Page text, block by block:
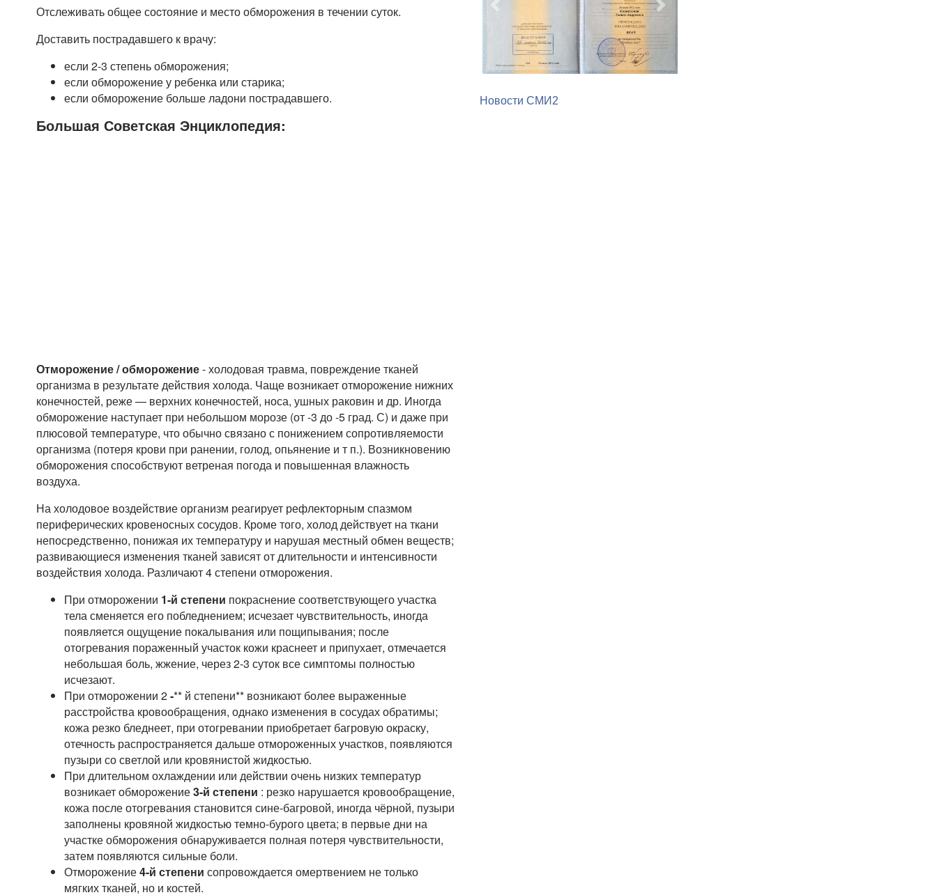
Отслеживать общее соcтояние и место обморожения в течении суток.
Доставить пострадавшего к врачу:
если 2-3 степень обморожения;
если обморожение у ребенка или старика;
если обморожение больше ладони пострадавшего.
Большая Советская Энциклопедия:
Отморожение / обморожение- холодовая травма, повреждение тканей
организма в результате действия холода. Чаще возникает отморожение нижних
конечностей, реже — верхних конечностей, носа, ушных раковин и др. Иногда
обморожение наступает при небольшом морозе (от -3 до -5 град. С) и даже при
плюсовой температуре, что обычно связано с понижением сопротивляемости
организма (потеря крови при ранении, голод, опьянение и т п.). Возникновению
обморожения способствуют ветреная погода и повышенная влажность
воздуха.
На холодовое воздействие организм реагирует рефлекторным спазмом
периферических кровеносных сосудов. Кроме того, холод действует на ткани
непосредственно, понижая их температуру и нарушая местный обмен веществ;
развивающиеся изменения тканей зависят от длительности и интенсивности
воздействия холода. Различают 4 степени отморожения.
При отморожении 1-й степени покраснение соответствующего участка
тела сменяется его побледнением; исчезает чувствительность, иногда
появляется ощущение покалывания или пощипывания; после
отогревания пораженный участок кожи краснеет и припухает, отмечается
небольшая боль, жжение, через 2-3 суток все симптомы полностью
исчезают.
При отморожении 2-** й степени** возникают более выраженные
расстройства кровообращения, однако изменения в сосудах обратимы;
кожа резко бледнеет, при отогревании приобретает багровую окраску,
отечность распространяется дальше отмороженных участков, появляются
пузыри со светлой или кровянистой жидкостью.
При длительном охлаждении или действии очень низких температур
возникает обморожение3-й степени : резко нарушается кровообращение,
кожа после отогревания становится сине-багровой, иногда чёрной, пузыри
заполнены кровяной жидкостью темно-бурого цвета; в первые дни на
участке обморожения обнаруживается полная потеря чувствительности,
затем появляются сильные боли.
Отморожение4-й степени сопровождается омертвением не только
мягких тканей, но и костей.
Предыдущий Следующий
Новости СМИ2